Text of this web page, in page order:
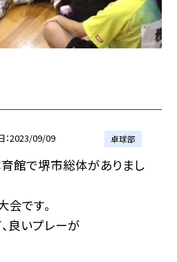
2023/09/09 卓球部
育館で堺市総体がありまし
会です。
良いプレーが